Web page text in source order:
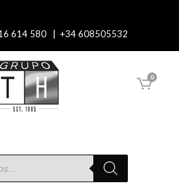
614 580 | +34 608505532
0